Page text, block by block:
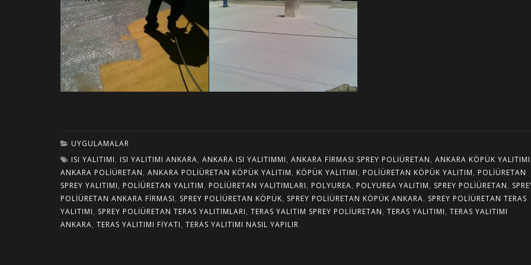
UYGULAMALAR
ISI YALITIMI, ISI YALITIMI ANKARA, ANKARA ISI YALITIMMI, ANKARA FIRMASI SPREY POLIÜRETAN, ANKARA KÖPÜK YALITIMI
ANKARA POLIÜRETAN, ANKARA POLIÜRETAN KÖPÜK YALITIM, KÖPÜK YALITIMI, POLIÜRETAN KÖPÜK YALITIM, POLIÜRETAN
SPREY YALITIMI, POLIÜRETAN YALITIM, POLIÜRETAN YALITIMLARI, POLYUREA, POLYUREA YALITIM, SPREY POLIÜRETAN,
POLIÜRETAN ANKARA FIRMASI, SPREY POLIÜRETAN KÖPÜK, SPREY POLIÜRETAN KÖPÜK ANKARA, SPREY POLIÜRETAN TERAS
YALITIMI, SPREY POLIÜRETAN TERAS YALITIMLARI, TERAS YALITIM SPREY POLIURETAN, TERAS YALITIMI, TERAS YALITIMI
ANKARA, TERAS YALITIMI FIYATI, TERAS YALITIMI NASIL YAPILIR